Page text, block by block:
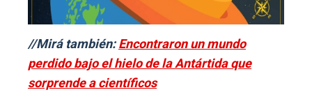
//Mirá también:Encontraron un mundo
perdido bajo el hielo de la Antártida que
sorprende a científicos